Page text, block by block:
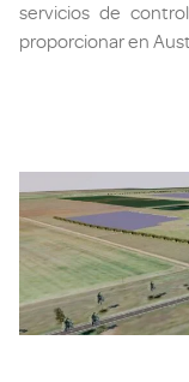
servicios de
proporcionar en